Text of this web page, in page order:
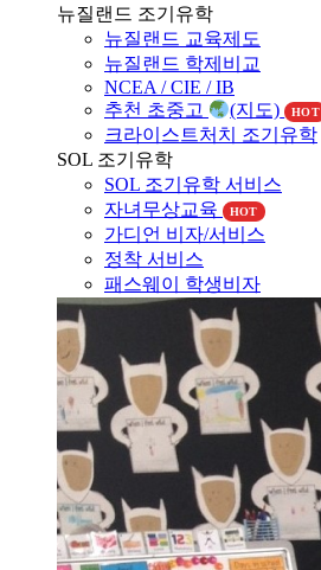
뉴질랜드 조기유학
뉴질랜드 교육제도
뉴질랜드 학제비교
NCEA / CIE / IB
추천 초중고
(지도) HOT
크라이스트처치 조기유학
SOL 조기유학
SOL 조기유학 서비스
자녀무상교육
HOT
가디언 비자/서비스
정착 서비스
패스웨이 학생비자